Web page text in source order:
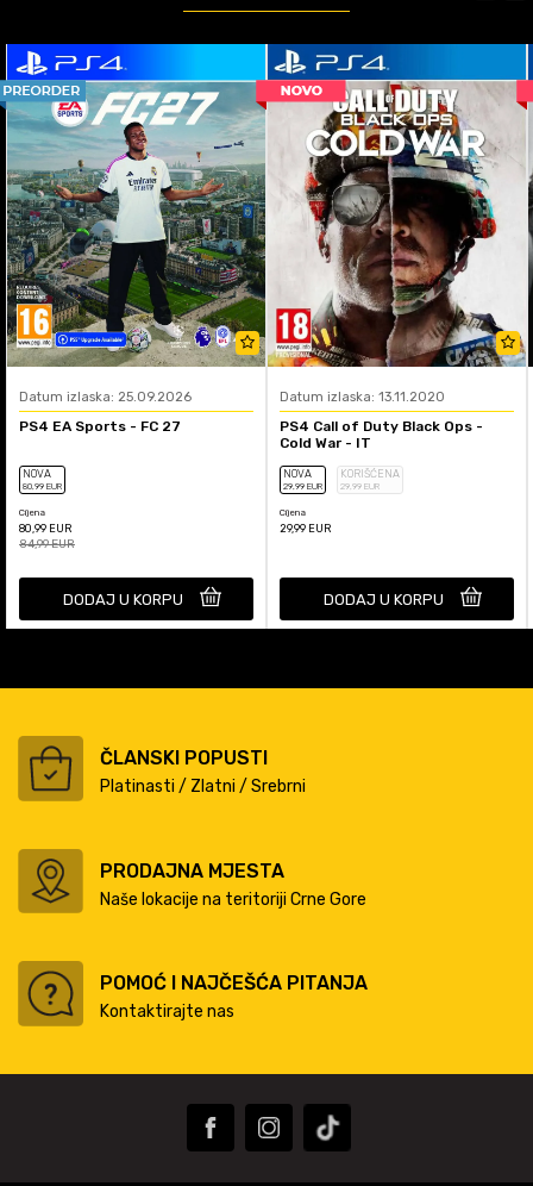
Datum izlaska: 25.09.2026
PS4 EA Sports - FC 27
NOVA
80,99 EUR
Cijena
80,99 EUR
84,99EUR
DODAJ U KORPU
Datum izlaska: 13.11.2020
PS4 Call of Duty Black Ops -
Cold War - IT
NOVA
29,99 EUR
KORIŠĆENA
29,99 EUR
Cijena
29,99 EUR
DODAJ U KORPU
ČLANSKI POPUSTI
Platinasti / Zlatni / Srebrni
PRODAJNA MJESTA
Naše lokacije na teritoriji Crne Gore
POMOĆ I NAJČEŠĆA PITANJA
Kontaktirajte nas